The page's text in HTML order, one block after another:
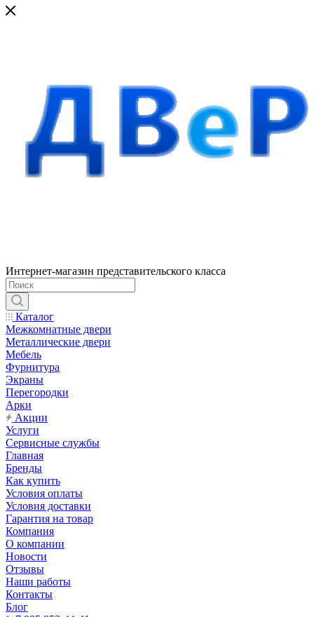
Интернет-магазин представительского класса
Каталог
Межкомнатные двери
Металлические двери
Мебель
Фурнитура
Экраны
Перегородки
Арки
Акции
Услуги
Сервисные службы
Главная
Бренды
Как купить
Условия оплаты
Условия доставки
Гарантия на товар
Компания
О компании
Новости
Отзывы
Наши работы
Контакты
Блог